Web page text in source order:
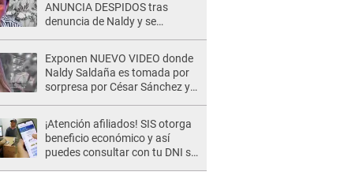
ANUNCIA DESPIDOS tras
denuncia de Naldy y se
vulneradas"
Exponen NUEVO VIDEO donde
Naldy Saldaña es tomada por
sorpresa por César Sánchez y
¡Atención afiliados! SIS otorga
beneficio económico y así
puedes consultar con tu DNI si